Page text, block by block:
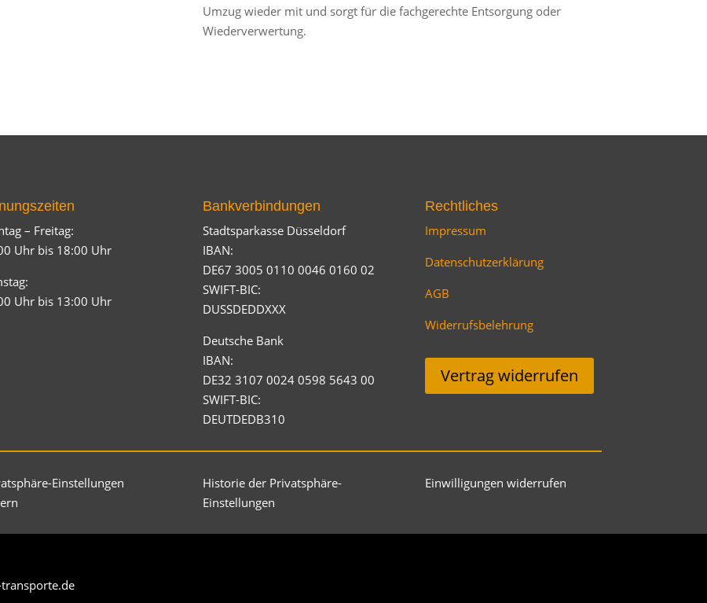
Umzug wieder mit und sorgt für die fachgerechte Entsorgung oder
Wiederverwertung.
– Freitag:
Uhr bis 18:00 Uhr
Uhr bis 13:00 Uhr
Bankverbindungen
Stadtsparkasse Düsseldorf
IBAN:
DE67 3005 0110 0046 0160 02
SWIFT-BIC:
DUSSDEDDXXX
Deutsche Bank
IBAN:
DE32 3107 0024 0598 5643 00
SWIFT-BIC:
DEUTDEDB310
Rechtliches
Impressum
Datenschutzerklärung
AGB
Widerrufsbelehrung
Vertrag widerrufen
Einstellungen
Historie der Privatsphäre-
Einstellungen
Einwilligungen widerrufen